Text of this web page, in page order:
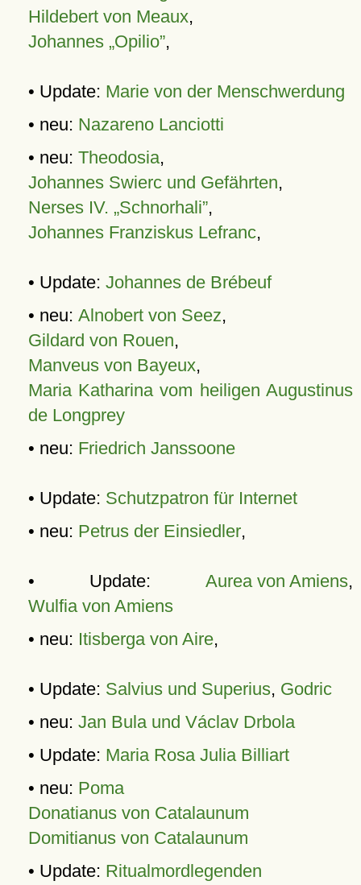
Hildebert von Meaux,
Johannes „Opilio”,
• Update: Marie von der Menschwerdung
• neu: Nazareno Lanciotti
• neu: Theodosia,
Johannes Swierc und Gefährten,
Nerses IV. „Schnorhali”,
Johannes Franziskus Lefranc,
• Update: Johannes de Brébeuf
• neu: Alnobert von Seez,
Gildard von Rouen,
Manveus von Bayeux,
Maria Katharina vom heiligen Augustinus
de Longprey
• neu: Friedrich Janssoone
• Update: Schutzpatron für Internet
• neu: Petrus der Einsiedler,
• Update: Aurea von Amiens,
Wulfia von Amiens
• neu: Itisberga von Aire,
• Update: Salvius und Superius, Godric
• neu: Jan Bula und Václav Drbola
• Update: Maria Rosa Julia Billiart
• neu: Poma
Donatianus von Catalaunum
Domitianus von Catalaunum
• Update: Ritualmordlegenden